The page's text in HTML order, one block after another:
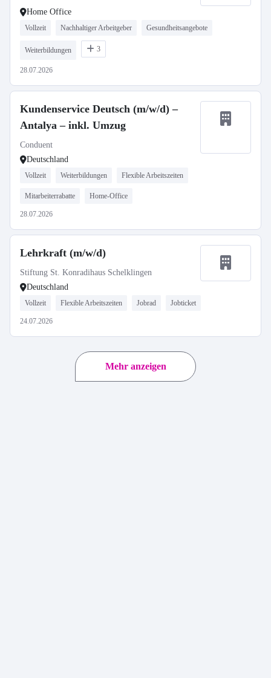
Home Office
Vollzeit Nachhaltiger Arbeitgeber Gesundheitsangebote
Weiterbildungen 3
28.07.2026
Kundenservice Deutsch (m/w/d) –
Antalya – inkl. Umzug
Conduent
Deutschland
Vollzeit Weiterbildungen Flexible Arbeitszeiten
Mitarbeiterrabatte Home-Office
28.07.2026
Lehrkraft (m/w/d)
Stiftung St. Konradihaus Schelklingen
Deutschland
Vollzeit Flexible Arbeitszeiten Jobrad Jobticket
24.07.2026
Mehr anzeigen